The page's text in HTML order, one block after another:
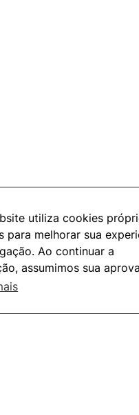
utiliza cookies
para melhorar sua
Ao continuar a
assumimos sua